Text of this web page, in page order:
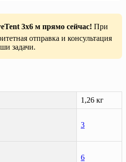
3х6 м прямо сейчас! При
отправка и консультация
задачи.
1,26 кг
3
6